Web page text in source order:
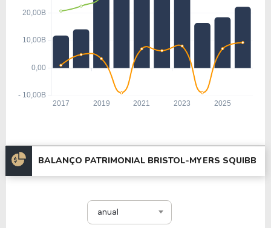
BALANÇO PATRIMONIAL BRISTOL-MYERS SQUIBB
anual